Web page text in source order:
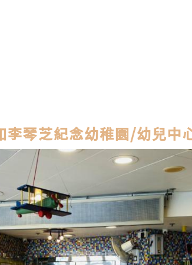
琴芝紀念幼稚園/幼兒中